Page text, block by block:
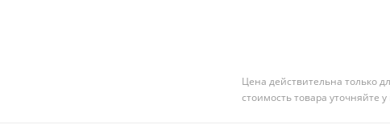
Цена действительна только
стоимость товара уточняйте